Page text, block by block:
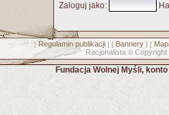
Zaloguj jako:
[ Regulamin publikacji] [ Bannery] [
Racjonalista © Copyright
Fundacja Wolnej Myśli,